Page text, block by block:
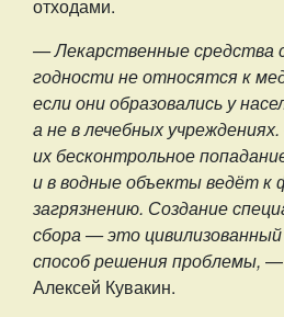
отходами.
— Лекарственные средства
годности не относятся к
если они образовались у
а не в лечебных
их бесконтрольное
и в водные объекты ведёт к
загрязнению. Создание
сбора — это
способ решения проблемы, —
Алексей Кувакин.